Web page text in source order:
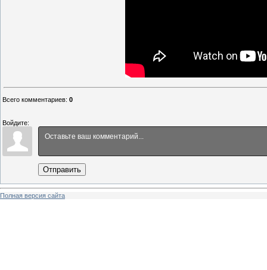
Всего комментариев: 0
Войдите:
Отправить
Полная версия сайта